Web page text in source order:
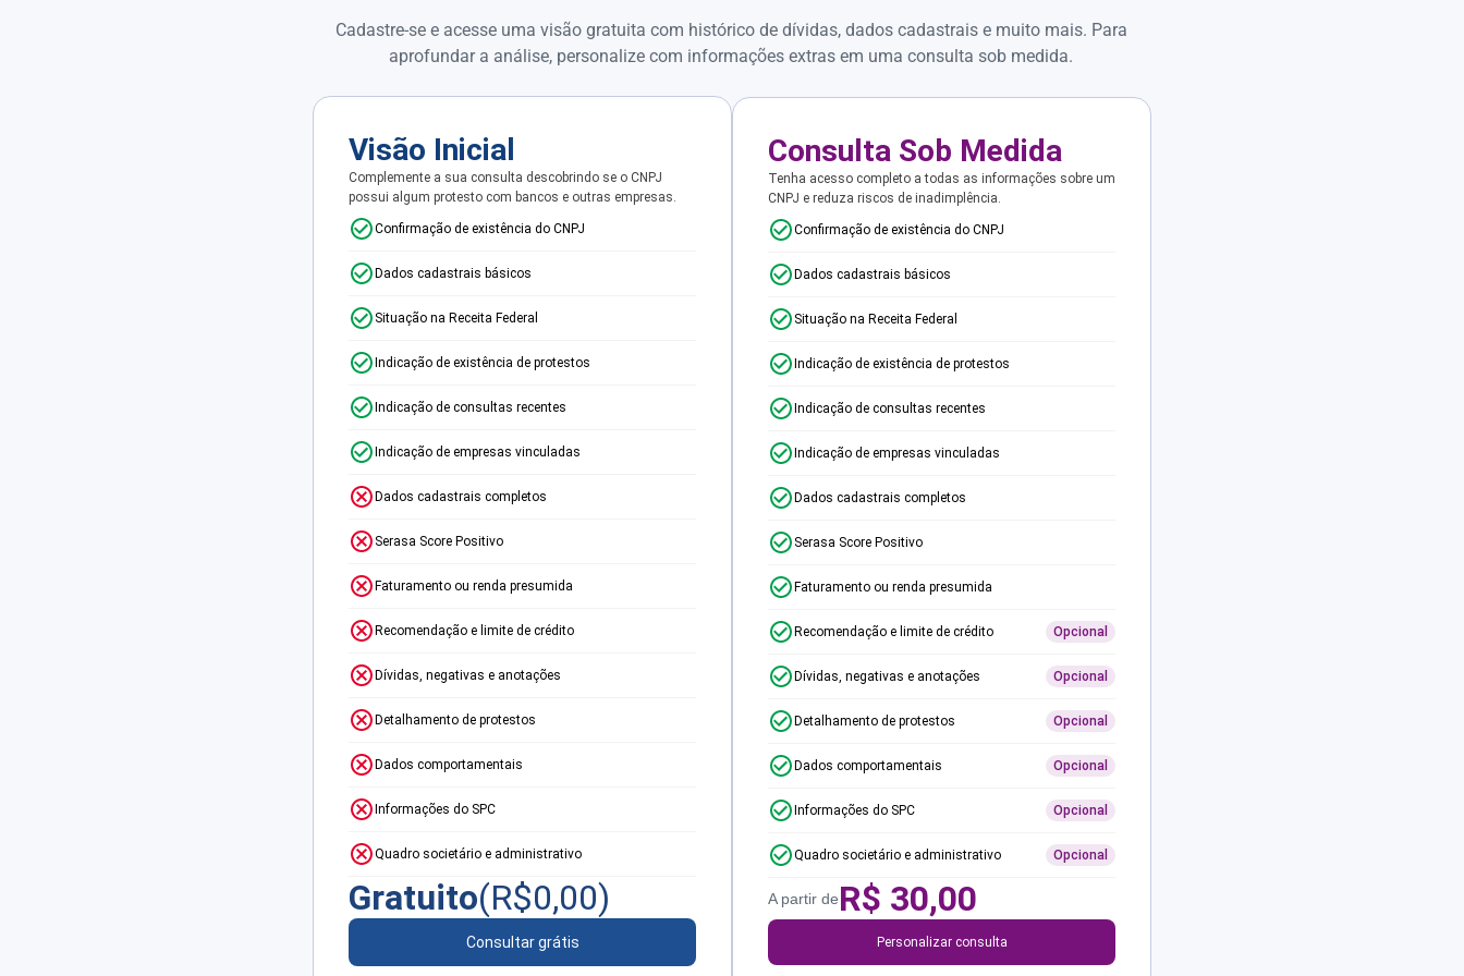
Cadastre-se e acesse uma visão gratuita com histórico de dívidas, dados cadastrais e muito mais. Para
aprofundar a análise, personalize com informações extras em uma consulta sob medida.
Visão Inicial
Complemente a sua consulta descobrindo se o CNPJ
possui algum protesto com bancos e outras empresas.
Confirmação de existência do CNPJ
Dados cadastrais básicos
Situação na Receita Federal
Indicação de existência de protestos
Indicação de consultas recentes
Indicação de empresas vinculadas
Dados cadastrais completos
Serasa Score Positivo
Faturamento ou renda presumida
Recomendação e limite de crédito
Dívidas, negativas e anotações
Detalhamento de protestos
Dados comportamentais
Informações do SPC
Quadro societário e administrativo
Gratuito(R$0,00)
Consultar grátis
Consulta Sob Medida
Tenha acesso completo a todas as informações sobre um
CNPJ e reduza riscos de inadimplência.
Confirmação de existência do CNPJ
Dados cadastrais básicos
Situação na Receita Federal
Indicação de existência de protestos
Indicação de consultas recentes
Indicação de empresas vinculadas
Dados cadastrais completos
Serasa Score Positivo
Faturamento ou renda presumida
Recomendação e limite de crédito Opcional
Dívidas, negativas e anotações Opcional
Detalhamento de protestos Opcional
Dados comportamentais Opcional
Informações do SPC Opcional
Quadro societário e administrativo Opcional
A partir deR$ 30,00
Personalizar consulta